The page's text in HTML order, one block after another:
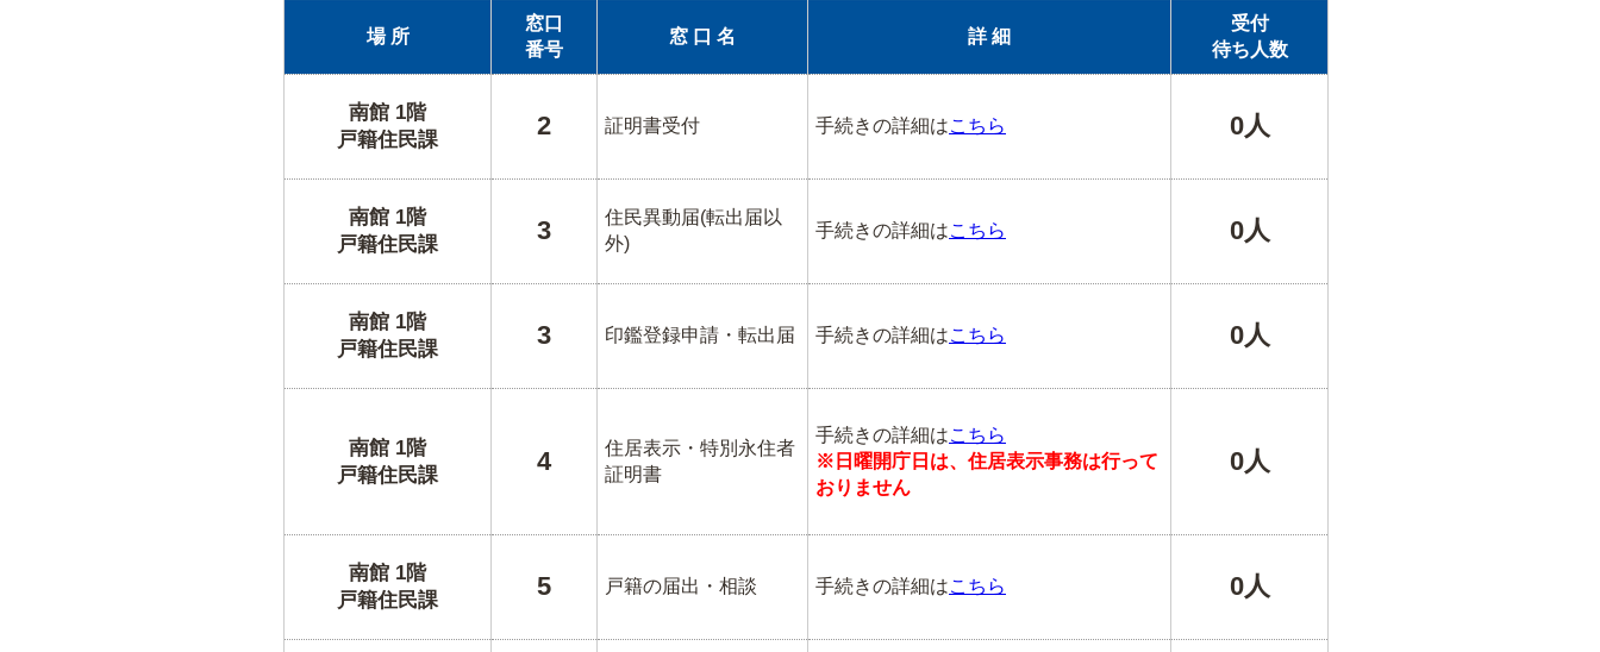
場 所
窓口
番号
窓 口 名 詳 細
受付
待ち人数
南館 1階
戸籍住民課
2 証明書受付 手続きの詳細はこちら 0人
南館 1階
戸籍住民課
3
住民異動届(転出届以
外)
手続きの詳細はこちら 0人
南館 1階
戸籍住民課
3 印鑑登録申請・転出届 手続きの詳細はこちら 0人
南館 1階
戸籍住民課
4
住居表示・特別永住者
証明書
手続きの詳細はこちら
※日曜開庁日は、住居表示事務は行って
おりません
0人
南館 1階
戸籍住民課
5 戸籍の届出・相談 手続きの詳細はこちら 0人